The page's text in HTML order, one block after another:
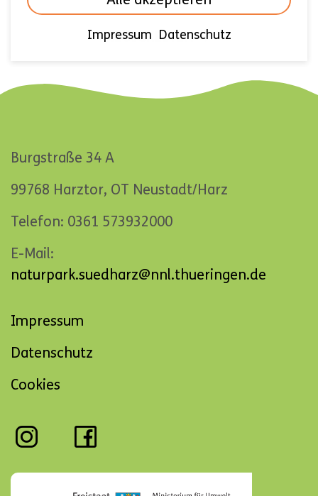
Impressum Datenschutz
NEUIGKEITEN
Burgstraße 34 A
99768 Harztor, OT Neustadt/Harz
Telefon: 0361 573932000
E-Mail:
naturpark.suedharz@nnl.thueringen.de
Navigation
Impressum
Datenschutz
Cookies